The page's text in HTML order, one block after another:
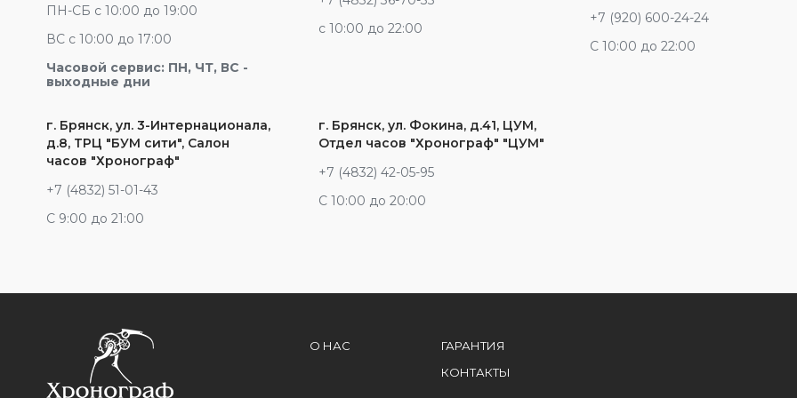
ПН-СБ с 10:00 до 19:00
ВС с 10:00 до 17:00
Часовой сервис: ПН, ЧТ, ВС -
выходные дни
c 10:00 до 22:00
+7 (920) 600-24-24
С 10:00 до 22:00
г. Брянск, ул. 3-Интернационала,
д.8, ТРЦ "БУМ сити", Салон
часов "Хронограф"
+7 (4832) 51-01-43
С 9:00 до 21:00
г. Брянск, ул. Фокина, д.41, ЦУМ,
Отдел часов "Хронограф" "ЦУМ"
+7 (4832) 42-05-95
С 10:00 до 20:00
О НАС
ГАРАНТИЯ
КОНТАКТЫ